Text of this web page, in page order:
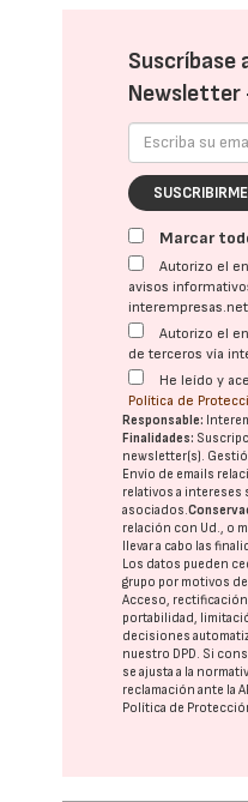
Suscríbase
Newsletter
Marcar
Autorizo el
avisos
interempresas.net
Autorizo el
de terceros vía
He leído y
Política de
Responsable:
Finalidades:
newsletter(s).
Envío de emails
relativos a intereses
asociados.
relación con Ud., o
llevar a cabo las
Los datos pueden
grupo por motivos
Acceso,
portabilidad,
decisiones
nuestro DPD. Si
se ajusta a la
reclamación ante la
Política de